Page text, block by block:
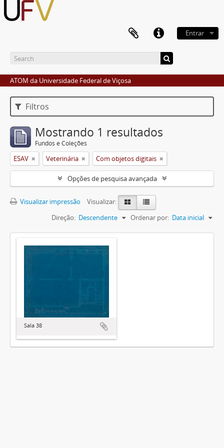
Entrar
ATOM da Universidade Federal de Viçosa
Filtros
Mostrando 1 resultados
Fundos e Coleções
ESAV Veterinária Com objetos digitais
Opções de pesquisa avançada
Visualizar impressão
Visualizar:
Ordenar por: Data inicial
Direção: Descendente
Sala 38